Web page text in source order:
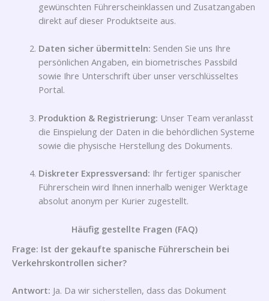
gewünschten Führerscheinklassen und Zusatzangaben
direkt auf dieser Produktseite aus.
Daten sicher übermitteln: Senden Sie uns Ihre
persönlichen Angaben, ein biometrisches Passbild
sowie Ihre Unterschrift über unser verschlüsseltes
Portal.
Produktion & Registrierung: Unser Team veranlasst
die Einspielung der Daten in die behördlichen Systeme
sowie die physische Herstellung des Dokuments.
Diskreter Expressversand: Ihr fertiger spanischer
Führerschein wird Ihnen innerhalb weniger Werktage
absolut anonym per Kurier zugestellt.
Häufig gestellte Fragen (FAQ)
Frage: Ist der gekaufte spanische Führerschein bei
Verkehrskontrollen sicher?
Antwort: Ja. Da wir sicherstellen, dass das Dokument